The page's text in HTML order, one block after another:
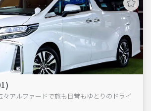
々アルファードで旅も日常もゆとりのドライ